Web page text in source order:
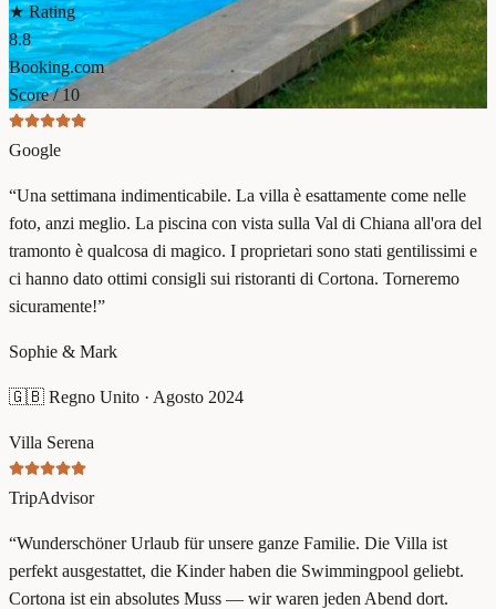
★ Rating
8.8
Booking.com
Score / 10
Google
“Una settimana indimenticabile. La villa è esattamente come nelle
foto, anzi meglio. La piscina con vista sulla Val di Chiana all'ora del
tramonto è qualcosa di magico. I proprietari sono stati gentilissimi e
ci hanno dato ottimi consigli sui ristoranti di Cortona. Torneremo
sicuramente!”
Sophie & Mark
🇬🇧 Regno Unito · Agosto 2024
Villa Serena
TripAdvisor
“Wunderschöner Urlaub für unsere ganze Familie. Die Villa ist
perfekt ausgestattet, die Kinder haben die Swimmingpool geliebt.
Cortona ist ein absolutes Muss — wir waren jeden Abend dort.